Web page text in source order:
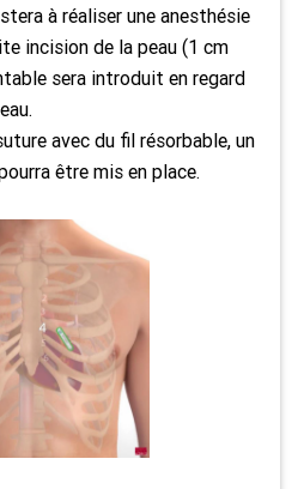
à réaliser une anesthésie
incision de la peau (1 cm
sera introduit en regard
avec du fil résorbable, un
être mis en place.